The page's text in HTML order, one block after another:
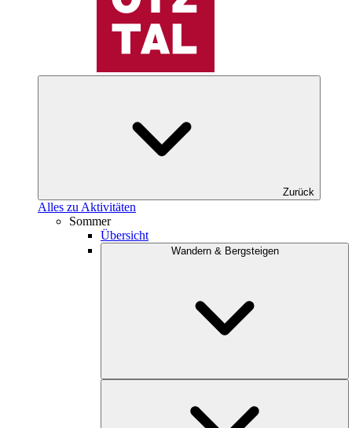
Zurück
Alles zu Aktivitäten
Sommer
Übersicht
Wandern & Bergsteigen